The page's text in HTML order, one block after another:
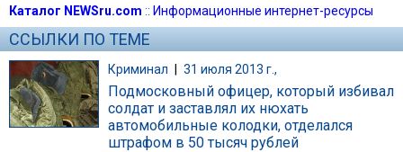
Каталог NEWSru.com :: Информационные интернет-ресурсы
ССЫЛКИ ПО ТЕМЕ
Криминал | 31 июля 2013 г.,
Подмосковный офицер, который избивал
солдат и заставлял их нюхать
автомобильные колодки, отделался
штрафом в 50 тысяч рублей